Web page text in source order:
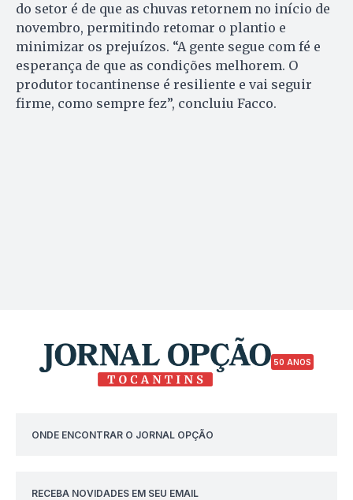
do setor é de que as chuvas retornem no início de
novembro, permitindo retomar o plantio e
minimizar os prejuízos. “A gente segue com fé e
esperança de que as condições melhorem. O
produtor tocantinense é resiliente e vai seguir
firme, como sempre fez”, concluiu Facco.
50 ANOS
ONDE ENCONTRAR O JORNAL OPÇÃO
RECEBA NOVIDADES EM SEU EMAIL